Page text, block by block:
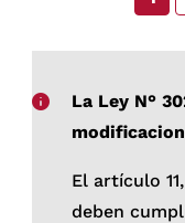
La Ley N°
El artículo
deben